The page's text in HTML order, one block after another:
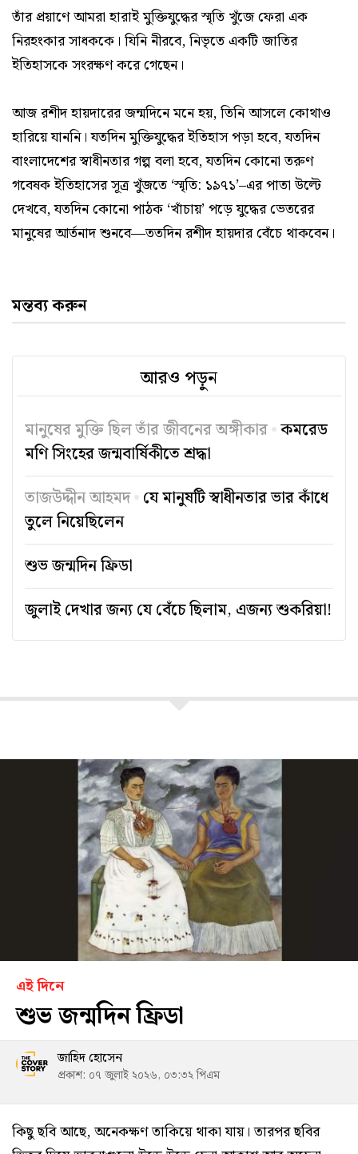
তাঁর প্রয়াণে আমরা হারাই মুক্তিযুদ্ধের স্মৃতি খুঁজে ফেরা এক
নিরহংকার সাধককে। যিনি নীরবে, নিভৃতে একটি জাতির
ইতিহাসকে সংরক্ষণ করে গেছেন।
আজ রশীদ হায়দারের জন্মদিনে মনে হয়, তিনি আসলে কোথাও
হারিয়ে যাননি। যতদিন মুক্তিযুদ্ধের ইতিহাস পড়া হবে, যতদিন
বাংলাদেশের স্বাধীনতার গল্প বলা হবে, যতদিন কোনো তরুণ
গবেষক ইতিহাসের সূত্র খুঁজতে ‘স্মৃতি: ১৯৭১’–এর পাতা উল্টে
দেখবে, যতদিন কোনো পাঠক ‘খাঁচায়’ পড়ে যুদ্ধের ভেতরের
মানুষের আর্তনাদ শুনবে—ততদিন রশীদ হায়দার বেঁচে থাকবেন।
মন্তব্য করুন
আরও পড়ুন
মানুষের মুক্তি ছিল তাঁর জীবনের অঙ্গীকার কমরেড
মণি সিংহের জন্মবার্ষিকীতে শ্রদ্ধা
তাজউদ্দীন আহমদ যে মানুষটি স্বাধীনতার ভার কাঁধে
তুলে নিয়েছিলেন
শুভ জন্মদিন ফ্রিডা
জুলাই দেখার জন্য যে বেঁচে ছিলাম, এজন্য শুকরিয়া!
এই দিনে
শুভ জন্মদিন ফ্রিডা
জাহিদ হোসেন
প্রকাশ: ০৭ জুলাই ২০২৬, ০৩:৩২ পিএম
কিছু ছবি আছে, অনেকক্ষণ তাকিয়ে থাকা যায়। তারপর ছবির